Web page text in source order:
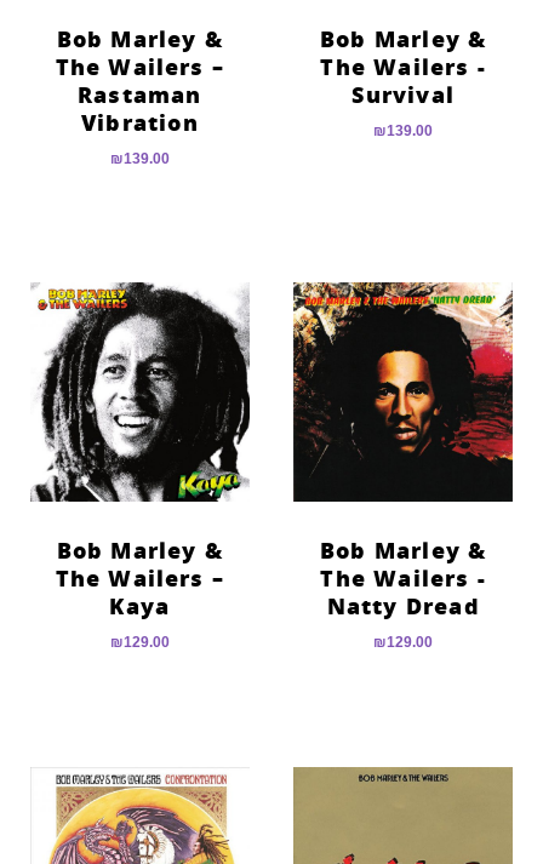
Bob Marley &
The Wailers ‎-
Survival
₪139.00
Bob Marley &
The Wailers –
Rastaman
Vibration
₪139.00
Bob Marley &
The Wailers ‎-
Natty Dread
₪129.00
Bob Marley &
The Wailers –
Kaya
₪129.00